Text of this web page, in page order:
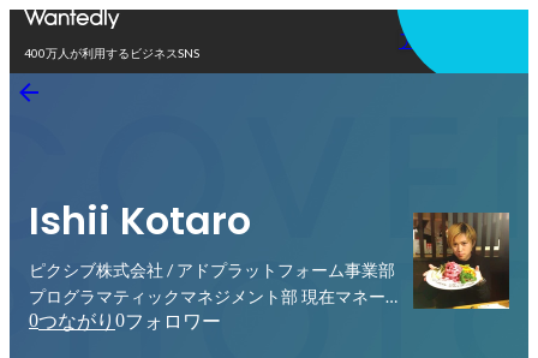
400万人が利用するビジネスSNS
アプリを使う
Ishii Kotaro
ピクシブ株式会社 / アドプラットフォーム事業部
プログラマティックマネジメント部 現在マネー
ジャー
0つながり 0フォロワー